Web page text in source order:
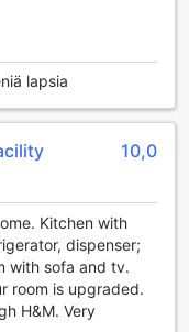
Mukavuudet
ensiluokkaista
Jokainen huone
miellyttävän
terasseilla, joilta
ympäristön
Vieraat voivat
valita haluamansa
ja pikakahvi/tee
modernit
lapsia
10,0
Kitchen with
dispenser;
with sofa and tv.
room is upgraded.
H&M. Very